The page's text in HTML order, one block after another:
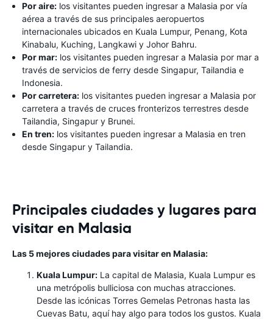
Por aire: los visitantes pueden ingresar a Malasia por vía
aérea a través de sus principales aeropuertos
internacionales ubicados en Kuala Lumpur, Penang, Kota
Kinabalu, Kuching, Langkawi y Johor Bahru.
Por mar: los visitantes pueden ingresar a Malasia por mar a
través de servicios de ferry desde Singapur, Tailandia e
Indonesia.
Por carretera: los visitantes pueden ingresar a Malasia por
carretera a través de cruces fronterizos terrestres desde
Tailandia, Singapur y Brunei.
En tren: los visitantes pueden ingresar a Malasia en tren
desde Singapur y Tailandia.
Principales ciudades y lugares para
visitar en Malasia
Las 5 mejores ciudades para visitar en Malasia:
Kuala Lumpur: La capital de Malasia, Kuala Lumpur es
una metrópolis bulliciosa con muchas atracciones.
Desde las icónicas Torres Gemelas Petronas hasta las
Cuevas Batu, aquí hay algo para todos los gustos. Kuala